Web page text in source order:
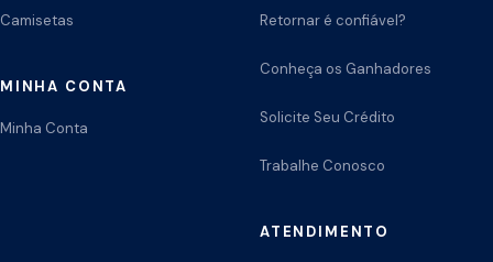
Camisetas
MINHA CONTA
Minha Conta
Retornar é confiável?
Conheça os Ganhadores
Solicite Seu Crédito
Trabalhe Conosco
ATENDIMENTO